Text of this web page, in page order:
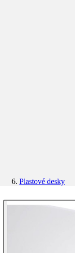
Plastové desky